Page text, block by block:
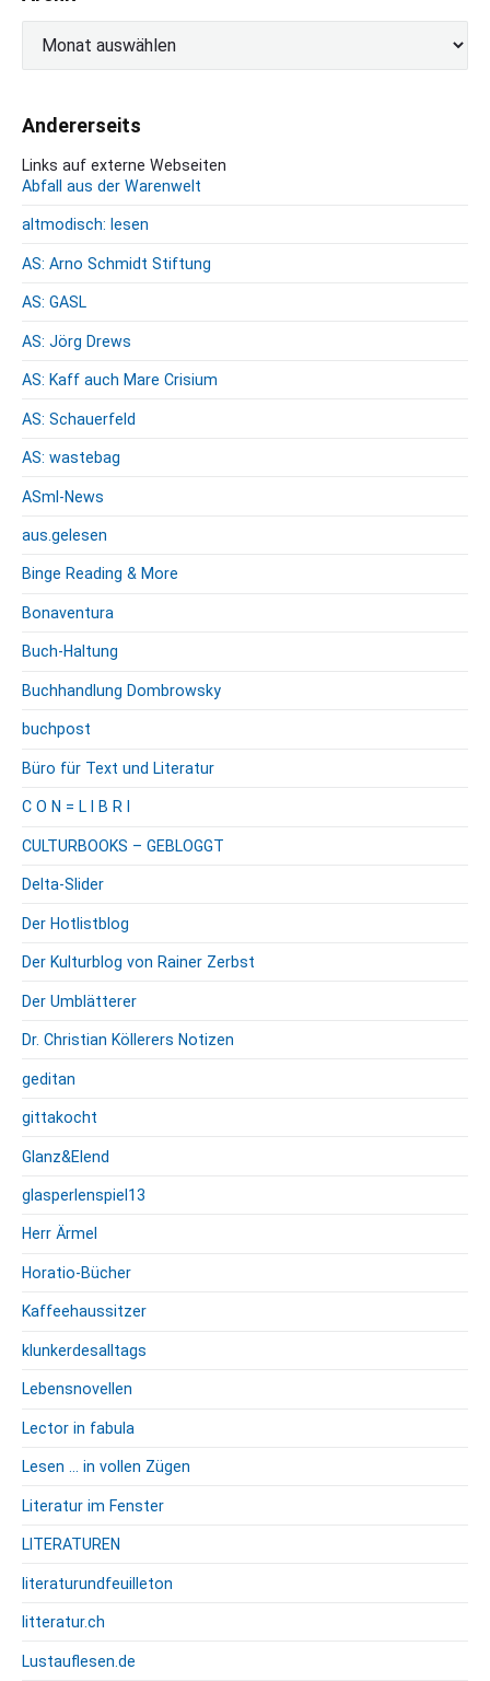
iAndererseits
Links auf externe Webseiten
Abfall aus der Warenwelt
altmodisch: lesen
AS: Arno Schmidt Stiftung
AS: GASL
AS: Jörg Drews
AS: Kaff auch Mare Crisium
AS: Schauerfeld
AS: wastebag
ASml-News
aus.gelesen
Binge Reading & More
Bonaventura
Buch-Haltung
Buchhandlung Dombrowsky
buchpost
Büro für Text und Literatur
C O N = L I B R I
CULTURBOOKS – GEBLOGGT
Delta-Slider
Der Hotlistblog
Der Kulturblog von Rainer Zerbst
Der Umblätterer
Dr. Christian Köllerers Notizen
geditan
gittakocht
Glanz&Elend
glasperlenspiel13
Herr Ärmel
Horatio-Bücher
Kaffeehaussitzer
klunkerdesalltags
Lebensnovellen
Lector in fabula
Lesen … in vollen Zügen
Literatur im Fenster
LITERATUREN
literaturundfeuilleton
litteratur.ch
Lustauflesen.de